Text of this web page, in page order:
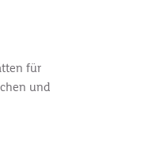
für
und